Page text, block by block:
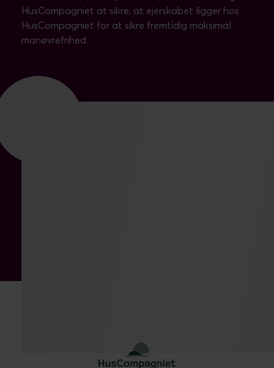
HusCompagniet at sikre, at ejerskabet ligger hos
HusCompagniet for at sikre fremtidig maksimal
manøvrefrihed.